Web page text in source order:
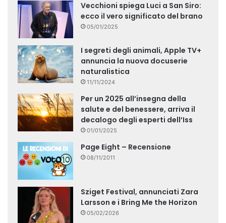
Vecchioni spiega Luci a San Siro:
ecco il vero significato del brano
05/01/2025
I segreti degli animali, Apple TV+
annuncia la nuova docuserie
naturalistica
11/11/2024
Per un 2025 all’insegna della
salute e del benessere, arriva il
decalogo degli esperti dell’Iss
01/01/2025
Page Eight – Recensione
08/11/2011
Sziget Festival, annunciati Zara
Larsson e i Bring Me the Horizon
05/02/2026